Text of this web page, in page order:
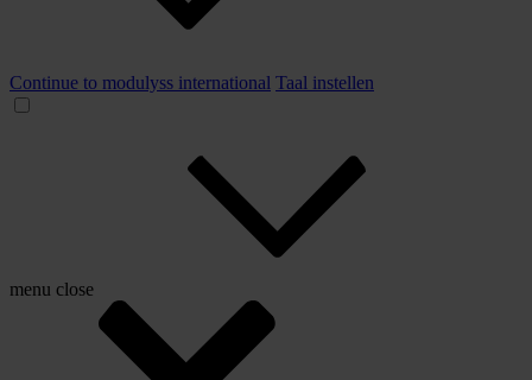
Continue to modulyss international Taal instellen
menu close